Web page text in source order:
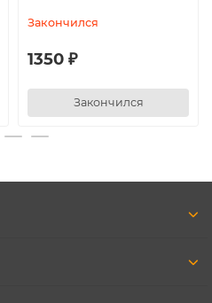
Закончился
1350 ₽
Закончился